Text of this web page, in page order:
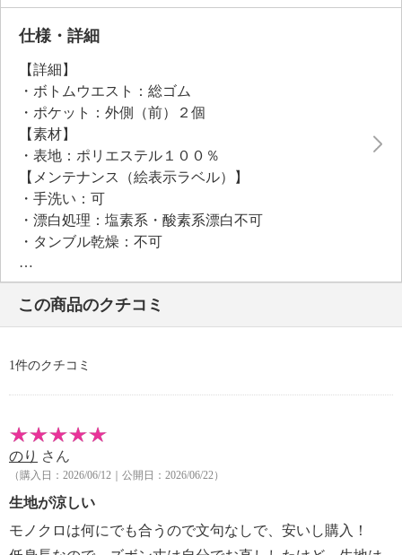
な洗練さを両立させた、大人のためのイージーパンツ
です。
仕様・詳細
【詳細】
・ボトムウエスト：総ゴム
・ポケット：外側（前）２個
【素材】
・表地：ポリエステル１００％
【メンテナンス（絵表示ラベル）】
・手洗い：可
・漂白処理：塩素系・酸素系漂白不可
・タンブル乾燥：不可
・自然乾燥：日陰の吊り干し
・アイロン仕上げ：可（中温）
・ドライクリーニング：石油系ドライクリーニング可
・ウエットクリーニング：可
・個体差あり
【原産国（地）】
この商品のクチコミ
1件のクチコミ
のり さん
（購入日：2026/06/12｜公開日：2026/06/22）
生地が涼しい
モノクロは何にでも合うので文句なしで、安いし購入！